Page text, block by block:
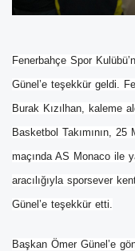
Fenerbahçe Spor
Günel’e teşekkür geldi.
Burak Kızılhan, kaleme
Basketbol Takımının, 25
maçında AS Monaco ile
aracılığıyla sporsever
Günel’e teşekkür etti.
Başkan Ömer Günel’e